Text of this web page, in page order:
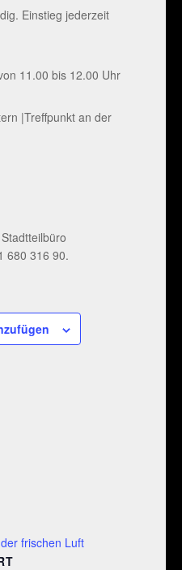
Einstieg jederzeit
11.00 bis 12.00 Uhr
|Treffpunkt an der
680 316 90.
frischen Luft